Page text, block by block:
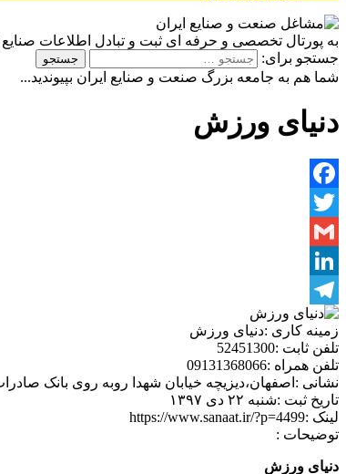
به پورتال تخصصی و حرفه ای ثبت و تبادل اطلاعات
جستجو برای:
شما هم به جامعه بزرگ صنعت و صنایع ایران بپیوندید...
دنیای ورزش
Facebook
Twitter
Gmail
LinkedIn
Telegram
زمینه کاری :دنیای ورزش
تلفن ثابت :52451300
تلفن همراه :09131368066
نشانی : اصفهان،دیزیچه خیابان شهدا روبه روی بانک
تاریخ ثبت :شنبه ۲۲ دی ۱۳۹۷
لینک :https://www.sanaat.ir/?p=4499
توضیحات :
دنیای ورزش